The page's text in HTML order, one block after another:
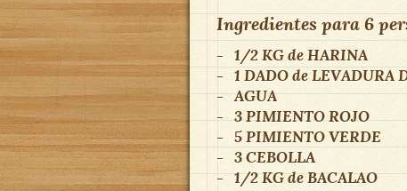
Ingredientes para6
- 1/2 KGdeHARINA
- 1 DADOdeLEVADURA
- AGUA
- 3PIMIENTO ROJO
- 5PIMIENTO VERDE
- 3CEBOLLA
- 1/2 KGdeBACALAO